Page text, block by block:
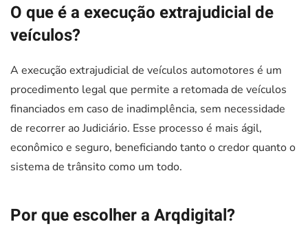
O que é a execução extrajudicial de
veículos?
A execução extrajudicial de veículos automotores é um
procedimento legal que permite a retomada de veículos
financiados em caso de inadimplência, sem necessidade
de recorrer ao Judiciário. Esse processo é mais ágil,
econômico e seguro, beneficiando tanto o credor quanto o
sistema de trânsito como um todo.
Por que escolher a Arqdigital?